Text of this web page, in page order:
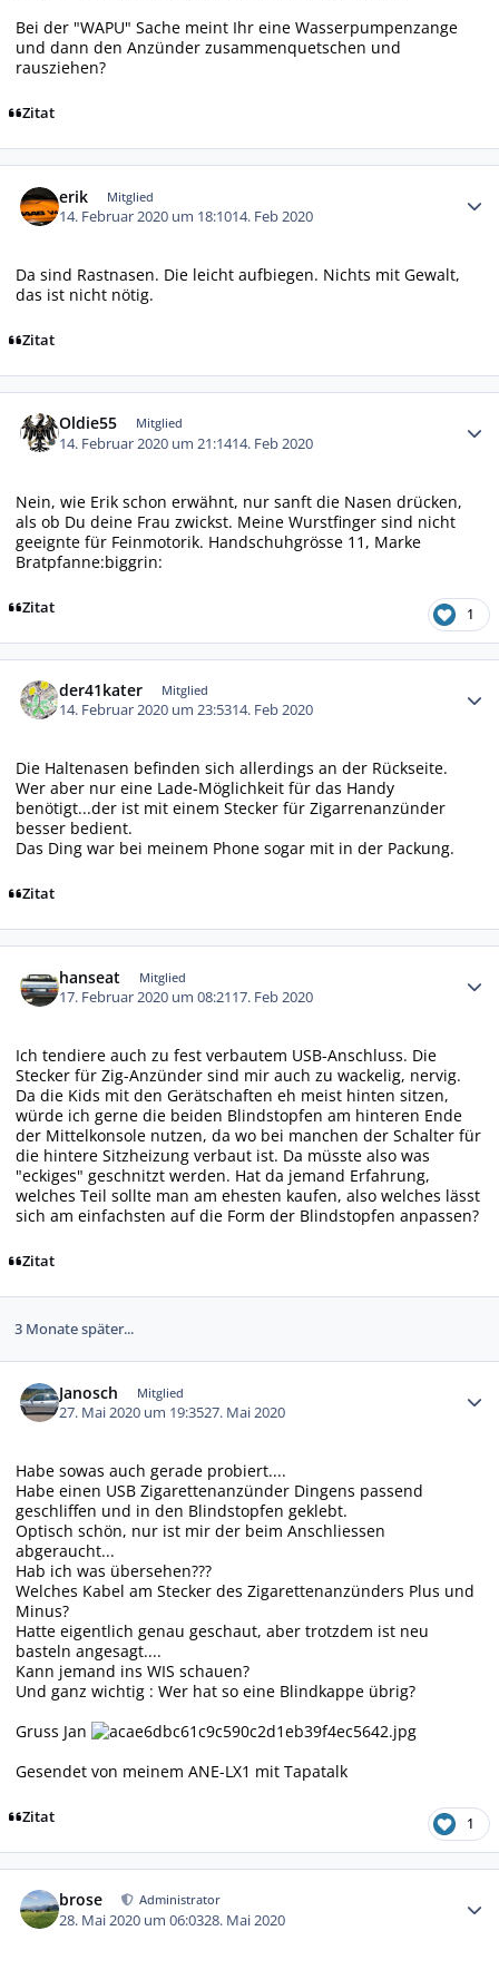
Bei der "WAPU" Sache meint Ihr eine Wasserpumpenzange
und dann den Anzünder zusammenquetschen und
rausziehen?
Zitat
erik Mitglied
14. Februar 2020 um 18:1014. Feb 2020
Da sind Rastnasen. Die leicht aufbiegen. Nichts mit Gewalt,
das ist nicht nötig.
Zitat
Oldie55 Mitglied
14. Februar 2020 um 21:1414. Feb 2020
Nein, wie Erik schon erwähnt, nur sanft die Nasen drücken,
als ob Du deine Frau zwickst. Meine Wurstfinger sind nicht
geeignte für Feinmotorik. Handschuhgrösse 11, Marke
Bratpfanne:biggrin:
Zitat 1
der41kater Mitglied
14. Februar 2020 um 23:5314. Feb 2020
Die Haltenasen befinden sich allerdings an der Rückseite.
Wer aber nur eine Lade-Möglichkeit für das Handy
benötigt...der ist mit einem Stecker für Zigarrenanzünder
besser bedient.
Das Ding war bei meinem Phone sogar mit in der Packung.
Zitat
hanseat Mitglied
17. Februar 2020 um 08:2117. Feb 2020
Ich tendiere auch zu fest verbautem USB-Anschluss. Die
Stecker für Zig-Anzünder sind mir auch zu wackelig, nervig.
Da die Kids mit den Gerätschaften eh meist hinten sitzen,
würde ich gerne die beiden Blindstopfen am hinteren Ende
der Mittelkonsole nutzen, da wo bei manchen der Schalter für
die hintere Sitzheizung verbaut ist. Da müsste also was
"eckiges" geschnitzt werden. Hat da jemand Erfahrung,
welches Teil sollte man am ehesten kaufen, also welches lässt
sich am einfachsten auf die Form der Blindstopfen anpassen?
Zitat
3 Monate später...
Janosch Mitglied
27. Mai 2020 um 19:3527. Mai 2020
Habe sowas auch gerade probiert....
Habe einen USB Zigarettenanzünder Dingens passend
geschliffen und in den Blindstopfen geklebt.
Optisch schön, nur ist mir der beim Anschliessen
abgeraucht...
Hab ich was übersehen???
Welches Kabel am Stecker des Zigarettenanzünders Plus und
Minus?
Hatte eigentlich genau geschaut, aber trotzdem ist neu
basteln angesagt....
Kann jemand ins WIS schauen?
Und ganz wichtig : Wer hat so eine Blindkappe übrig?
Gruss Jan
Gesendet von meinem ANE-LX1 mit Tapatalk
Zitat 1
brose Administrator
28. Mai 2020 um 06:0328. Mai 2020